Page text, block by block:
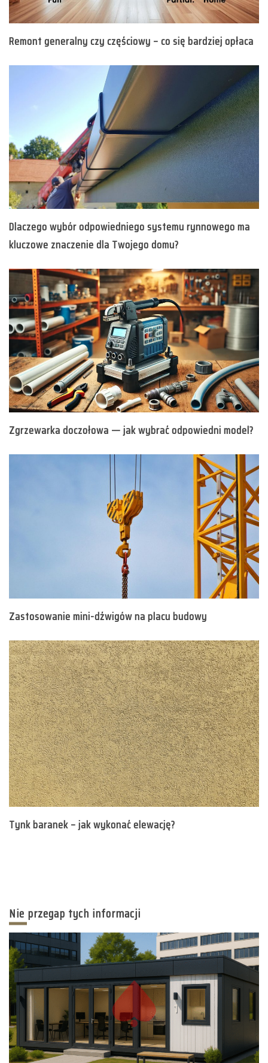
Remont generalny czy częściowy – co się bardziej opłaca
Dlaczego wybór odpowiedniego systemu rynnowego ma
kluczowe znaczenie dla Twojego domu?
Zgrzewarka doczołowa — jak wybrać odpowiedni model?
Zastosowanie mini-dźwigów na placu budowy
Tynk baranek – jak wykonać elewację?
Nie przegap tych informacji